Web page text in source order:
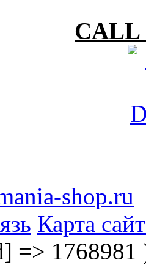
CALL
shop.ru
Карта
=> 1768981